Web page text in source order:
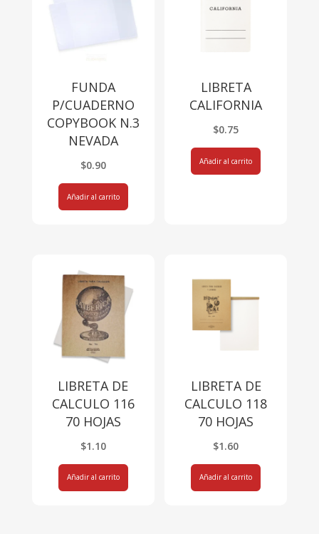
FUNDA
P/CUADERNO
COPYBOOK N.3
NEVADA
$0.90
Añadir al carrito
LIBRETA
CALIFORNIA
$0.75
Añadir al carrito
LIBRETA DE
CALCULO 116
70 HOJAS
$1.10
Añadir al carrito
LIBRETA DE
CALCULO 118
70 HOJAS
$1.60
Añadir al carrito